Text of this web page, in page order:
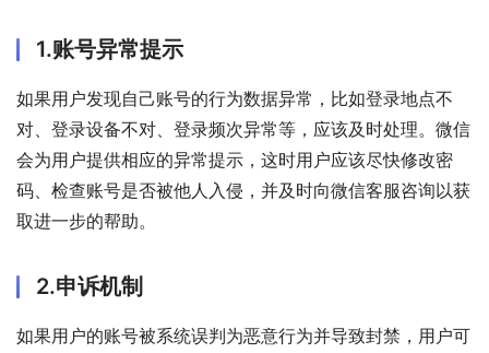
1.账号异常提示
如果用户发现自己账号的行为数据异常，比如登录地点不
对、登录设备不对、登录频次异常等，应该及时处理。微信
会为用户提供相应的异常提示，这时用户应该尽快修改密
码、检查账号是否被他人入侵，并及时向微信客服咨询以获
取进一步的帮助。
2.申诉机制
如果用户的账号被系统误判为恶意行为并导致封禁，用户可